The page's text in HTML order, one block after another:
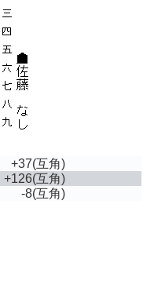
+37(互角)
+126(互角)
-8(互角)